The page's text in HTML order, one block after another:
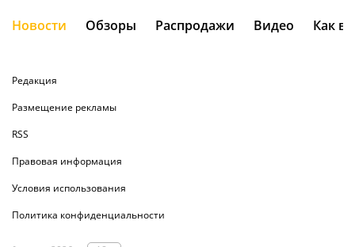
Новости Обзоры Распродажи Видео Как
Редакция
Размещение рекламы
RSS
Правовая информация
Условия использования
Политика конфиденциальности